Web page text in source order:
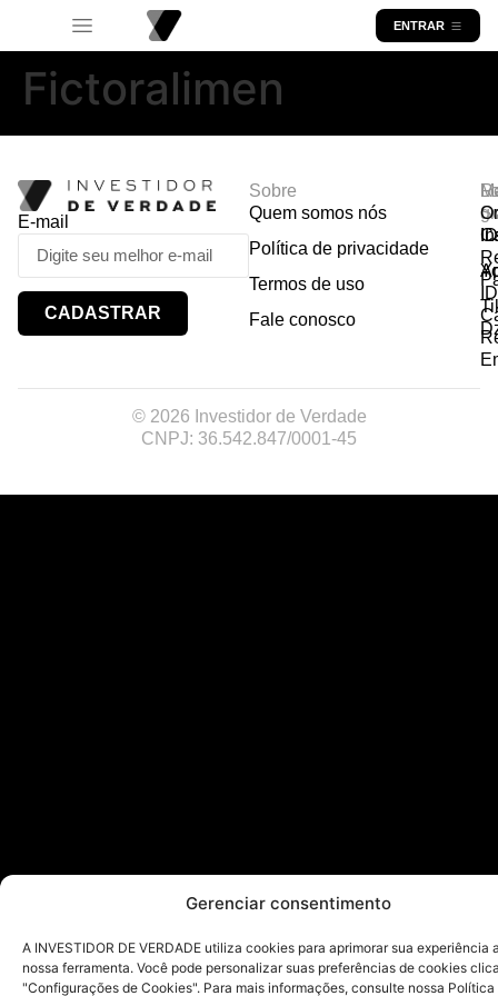
Gerenciar consentimento
A INVESTIDOR DE VERDADE utiliza cookies para aprimorar sua experiência
nossa ferramenta. Você pode personalizar suas preferências de cookies
"Configurações de Cookies". Para mais informações, consulte nossa Política
ENTRAR
Fictoralimen
E-mail
CADASTRAR
Sobre
Quem somos nós
Política de privacidade
Termos de uso
Fale conosco
© 2026 Investidor de Verdade
CNPJ: 36.542.847/0001-45